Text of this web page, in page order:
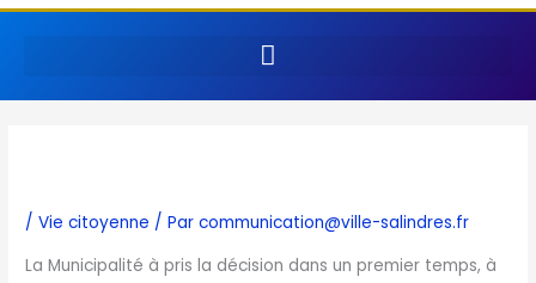
/Vie citoyenne / Parcommunication@ville-salindres.fr
La Municipalité à pris la décision dans un premier temps, à